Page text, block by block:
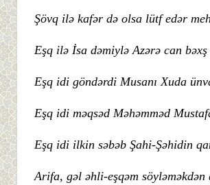
Şövq ilə kafər də olsa lütf edər
Eşq ilə İsa dəmiylə Azərə can bəxş
Eşq idi göndərdi Musanı Xuda
Eşq idi məqsəd Məhəmməd
Eşq idi ilkin səbəb Şahi-Şəhidin
Arifa, gəl əhli-eşqəm söyləməkdən